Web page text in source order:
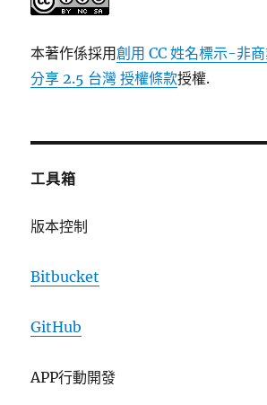
本著作係採用創用 CC 姓名標示-非
分享 2.5 台灣 授權條款授權.
工具箱
版本控制
Bitbucket
GitHub
APP行動開發